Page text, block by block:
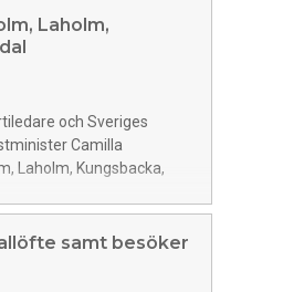
Laholm,
och Sveriges
Camilla
Laholm, Kungsbacka,
samt besöker